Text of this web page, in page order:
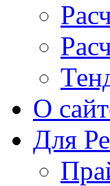
О
Для